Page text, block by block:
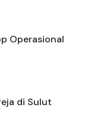
Operasional
di Sulut